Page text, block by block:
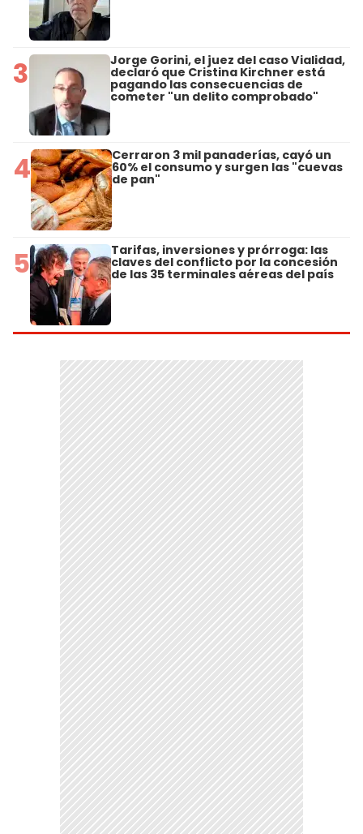
3 Jorge Gorini, el juez del caso Vialidad,
declaró que Cristina Kirchner está
pagando las consecuencias de
cometer "un delito comprobado"
4 Cerraron 3 mil panaderías, cayó un
60% el consumo y surgen las "cuevas
de pan"
5 Tarifas, inversiones y prórroga: las
claves del conflicto por la concesión
de las 35 terminales aéreas del país